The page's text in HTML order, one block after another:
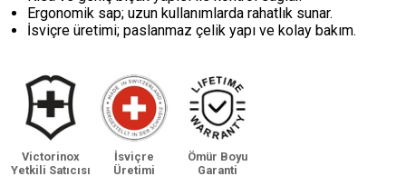
Ergonomik sap; uzun kullanımlarda rahatlık sunar.
İsviçre üretimi; paslanmaz çelik yapı ve kolay bakım.
Victorinox
Yetkili Satıcısı
İsviçre
Üretimi
Ömür Boyu
Garanti